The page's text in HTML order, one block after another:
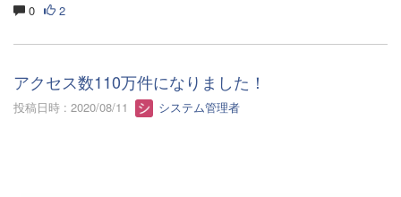
0 2
アクセス数110万件になりました！
投稿日時 : 2020/08/11 システム管理者